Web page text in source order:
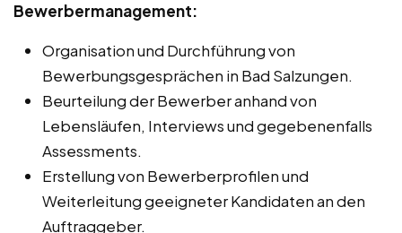
Bewerbermanagement:
Organisation und Durchführung von
Bewerbungsgesprächen in Bad Salzungen.
Beurteilung der Bewerber anhand von
Lebensläufen, Interviews und gegebenenfalls
Assessments.
Erstellung von Bewerberprofilen und
Weiterleitung geeigneter Kandidaten an den
Auftraggeber.